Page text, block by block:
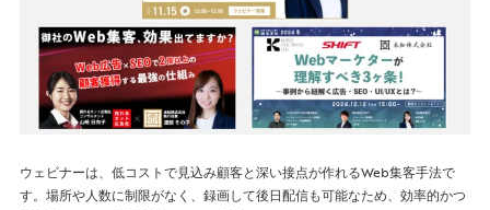
ウェビナーは、低コストで見込み顧客と深い接点が作れるWeb集客手法で
す。場所や人数に制限がなく、録画して後日配信も可能なため、効率的かつ